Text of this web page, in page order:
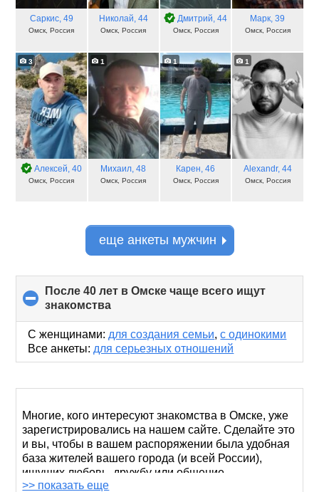
Саркис, 49
Омск, Россия
Николай, 44
Омск, Россия
Дмитрий, 44
Омск, Россия
Марк, 39
Омск, Россия
3
Алексей, 40
Омск, Россия
1
Михаил, 48
Омск, Россия
1
Карен, 46
Омск, Россия
1
Alexandr, 44
Омск, Россия
еще анкеты мужчин
После 40 лет в Омске чаще всего ищут
знакомства
to
collapse
contents
С женщинами: для создания семьи,с одинокими
Все анкеты: для серьезных отношений
Многие, кого интересуют знакомства в Омске, уже
зарегистрировались на нашем сайте. Сделайте это
и вы, чтобы в вашем распоряжении была удобная
база жителей вашего города (и всей России),
ищущих любовь, дружбу или общение.
>> показать еще